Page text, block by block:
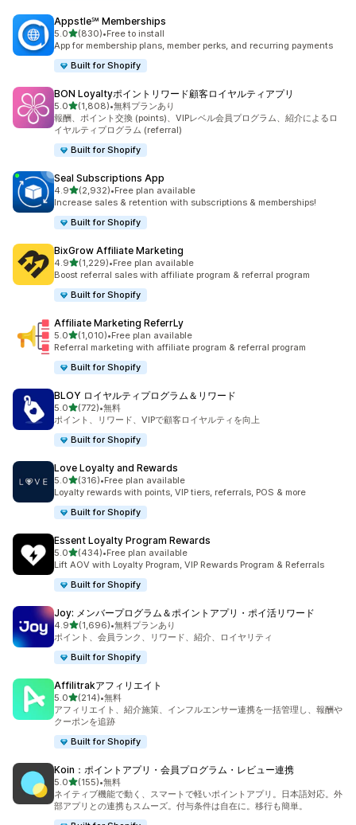
Appstle℠ Memberships
5.05つ星中
(830)
合計レビュー数：830件
•Free to install
App for membership plans, member perks, and recurring payments
Built for Shopify
BON Loyaltyポイントリワード顧客ロイヤルティアプリ
5.05つ星中
(1,808)
合計レビュー数：1808件
•無料プランあり
報酬、ポイント交換 (points)、VIPレベル会員プログラム、紹介によるロ
イヤルティプログラム (referral)
Built for Shopify
Seal Subscriptions App
4.95つ星中
(2,932)
合計レビュー数：2932件
•Free plan available
Increase sales & retention with subscriptions & memberships!
Built for Shopify
BixGrow Affiliate Marketing
4.95つ星中
(1,229)
合計レビュー数：1229件
•Free plan available
Boost referral sales with affiliate program & referral program
Built for Shopify
Affiliate Marketing ReferrLy
5.05つ星中
(1,010)
合計レビュー数：1010件
•Free plan available
Referral marketing with affiliate program & referral program
Built for Shopify
BLOY ロイヤルティプログラム＆リワード
5.05つ星中
(772)
合計レビュー数：772件
•無料
ポイント、リワード、VIPで顧客ロイヤルティを向上
Built for Shopify
Love Loyalty and Rewards
5.05つ星中
(316)
合計レビュー数：316件
•Free plan available
Loyalty rewards with points, VIP tiers, referrals, POS & more
Built for Shopify
Essent Loyalty Program Rewards
5.05つ星中
(434)
合計レビュー数：434件
•Free plan available
Lift AOV with Loyalty Program, VIP Rewards Program & Referrals
Built for Shopify
Joy: メンバープログラム＆ポイントアプリ・ポイ活リワード
4.95つ星中
(1,696)
合計レビュー数：1696件
•無料プランあり
ポイント、会員ランク、リワード、紹介、ロイヤリティ
Built for Shopify
Affilitrakアフィリエイト
5.05つ星中
(214)
合計レビュー数：214件
•無料
アフィリエイト、紹介施策、インフルエンサー連携を一括管理し、報酬や
クーポンを追跡
Built for Shopify
Koin：ポイントアプリ・会員プログラム・レビュー連携
5.05つ星中
(155)
合計レビュー数：155件
•無料
ネイティブ機能で動く、スマートで軽いポイントアプリ。日本語対応。外
部アプリとの連携もスムーズ。付与条件は自在に。移行も簡単。